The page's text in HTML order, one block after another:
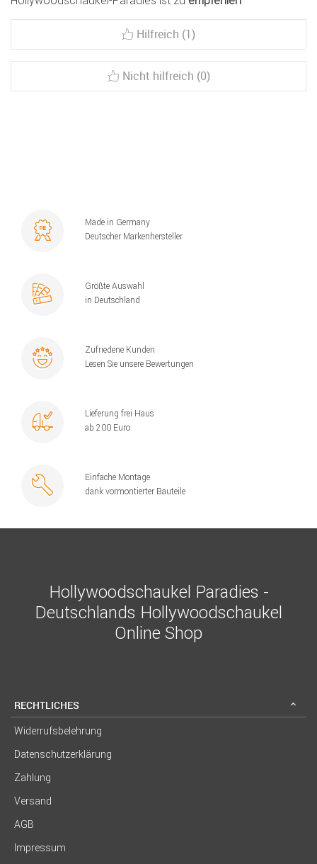
Hilfreich (1)
Nicht hilfreich (0)
Made in Germany
Deutscher Markenhersteller
Größte Auswahl
in Deutschland
Zufriedene Kunden
Lesen Sie unsere Bewertungen
Lieferung frei Haus
ab 200 Euro
Einfache Montage
dank vormontierter Bauteile
Hollywoodschaukel Paradies -
Deutschlands Hollywoodschaukel
Online Shop
RECHTLICHES
Widerrufsbelehrung
Datenschutzerklärung
Zahlung
Versand
AGB
Impressum